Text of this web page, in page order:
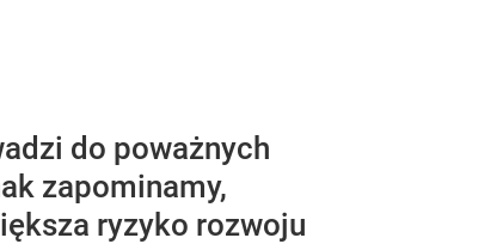
do poważnych
zapominamy,
ryzyko rozwoju